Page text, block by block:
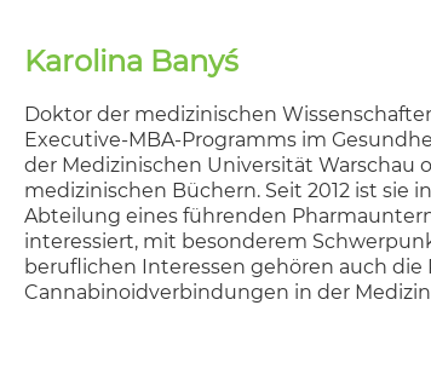
Karolina Banyś
Doktor der medizinischen
Executive-MBA-Programms im
der Medizinischen Universität Warschau
medizinischen Büchern. Seit 2012 ist
Abteilung eines führenden
interessiert, mit besonderem
beruflichen Interessen gehören auch
Cannabinoidverbindungen in der